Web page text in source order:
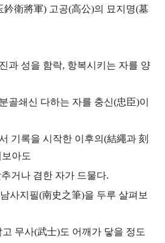
衛將軍) 고공(高公)의 묘지명(墓
과 성을 함락, 항복시키는 자를 양
골쇄신 다하는 자를 충신(忠臣)이
기록을 시작한 이후의(結繩과 刻
아도
거나 겸한 자가 드물다.
사지필(南史之筆)을 두루 살펴보
무사(武士)도 어깨가 닿을 정도